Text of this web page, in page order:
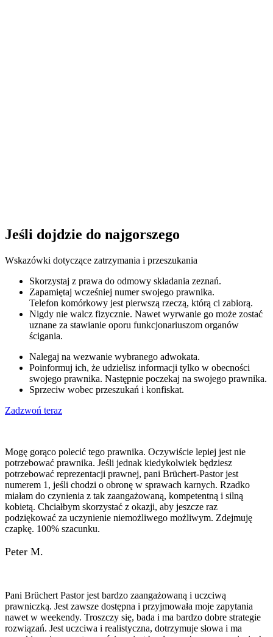
Jeśli dojdzie do najgorszego
Wskazówki dotyczące zatrzymania i przeszukania
Skorzystaj z prawa do odmowy składania zeznań.
Zapamiętaj wcześniej numer swojego prawnika.
Telefon komórkowy jest pierwszą rzeczą, którą ci zabiorą.
Nigdy nie walcz fizycznie. Nawet wyrwanie go może zostać
uznane za stawianie oporu funkcjonariuszom organów
ścigania.
Nalegaj na wezwanie wybranego adwokata.
Poinformuj ich, że udzielisz informacji tylko w obecności
swojego prawnika. Następnie poczekaj na swojego prawnika.
Sprzeciw wobec przeszukań i konfiskat.
Zadzwoń teraz
Mogę gorąco polecić tego prawnika. Oczywiście lepiej jest nie
potrzebować prawnika. Jeśli jednak kiedykolwiek będziesz
potrzebować reprezentacji prawnej, pani Brüchert-Pastor jest
numerem 1, jeśli chodzi o obronę w sprawach karnych. Rzadko
miałam do czynienia z tak zaangażowaną, kompetentną i silną
kobietą. Chciałbym skorzystać z okazji, aby jeszcze raz
podziękować za uczynienie niemożliwego możliwym. Zdejmuję
czapkę. 100% szacunku.
Peter M.
Pani Brüchert Pastor jest bardzo zaangażowaną i uczciwą
prawniczką. Jest zawsze dostępna i przyjmowała moje zapytania
nawet w weekendy. Troszczy się, bada i ma bardzo dobre strategie
rozwiązań. Jest uczciwa i realistyczna, dotrzymuje słowa i ma